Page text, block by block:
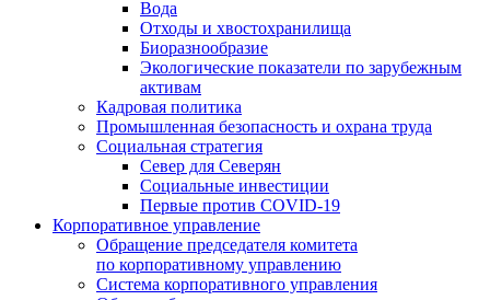
Вода
Отходы и хвостохранилища
Биоразнообразие
Экологические показатели по зарубежным
активам
Кадровая политика
Промышленная безопасность и охрана труда
Социальная стратегия
Север для Северян
Социальные инвестиции
Первые против COVID‑19
Корпоративное управление
Обращение председателя комитета
по корпоративному управлению
Система корпоративного управления